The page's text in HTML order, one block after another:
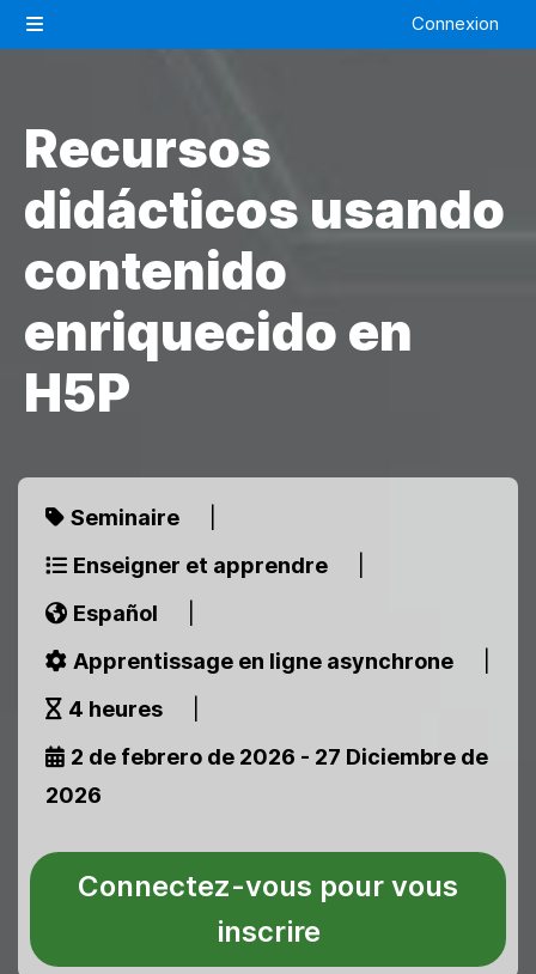
Connexion
Recursos
didácticos usando
contenido
enriquecido en
H5P
Seminaire
Enseigner et apprendre
Español
Apprentissage en ligne asynchrone
4 heures
2 de febrero de 2026 - 27 Diciembre de
2026
Connectez-vous pour vous
inscrire